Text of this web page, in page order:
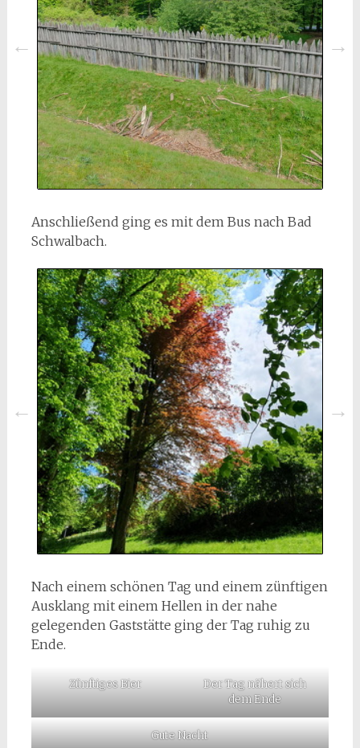
Anschließend ging es mit dem Bus nach Bad
Schwalbach.
Nach einem schönen Tag und einem zünftigen
Ausklang mit einem Hellen in der nahe
gelegenden Gaststätte ging der Tag ruhig zu
Ende.
Zünftiges Bier
Der Tag nähert sich
dem Ende
Gute Nacht